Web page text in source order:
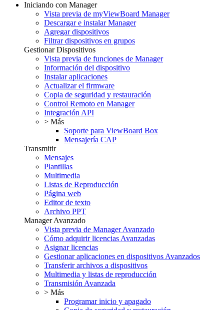
Iniciando con Manager
Vista previa de myViewBoard Manager
Descargar e instalar Manager
Agregar dispositivos
Filtrar dispositivos en grupos
Gestionar Dispositivos
Vista previa de funciones de Manager
Información del dispositivo
Instalar aplicaciones
Actualizar el firmware
Copia de seguridad y restauración
Control Remoto en Manager
Integración API
> Más
Soporte para ViewBoard Box
Mensajería CAP
Transmitir
Mensajes
Plantillas
Multimedia
Listas de Reproducción
Página web
Editor de texto
Archivo PPT
Manager Avanzado
Vista previa de Manager Avanzado
Cómo adquirir licencias Avanzadas
Asignar licencias
Gestionar aplicaciones en dispositivos Avanzados
Transferir archivos a dispositivos
Multimedia y listas de reproducción
Transmisión Avanzada
> Más
Programar inicio y apagado